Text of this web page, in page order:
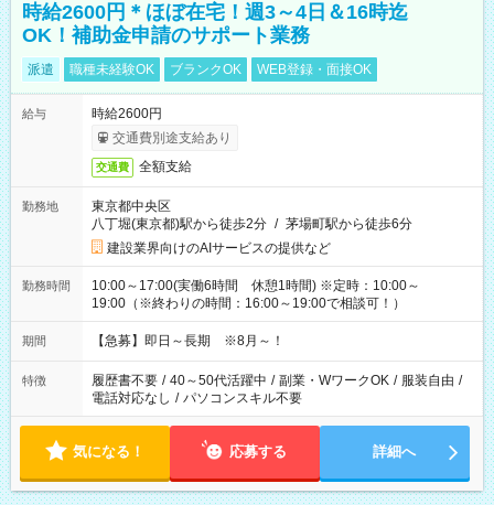
時給2600円＊ほぼ在宅！週3～4日＆16時迄
OK！補助金申請のサポート業務
派遣 職種未経験OK ブランクOK WEB登録・面接OK
給与
時給2600円
交通費別途支給あり
交通費 全額支給
勤務地
東京都中央区
八丁堀(東京都)駅から徒歩2分 / 茅場町駅から徒歩6分
建設業界向けのAIサービスの提供など
勤務時間
10:00～17:00(実働6時間 休憩1時間) ※定時：10:00～
19:00（※終わりの時間：16:00～19:00で相談可！）
期間 【急募】即日～長期 ※8月～！
特徴 履歴書不要 / 40～50代活躍中 / 副業・WワークOK / 服装自由 /
電話対応なし / パソコンスキル不要
気になる！ 応募する 詳細へ